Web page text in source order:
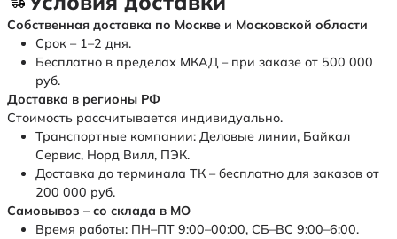
Собственная доставка по Москве и Московской области
Срок – 1–2 дня.
Бесплатно в пределах МКАД – при заказе от 500 000
руб.
Доставка в регионы РФ
Стоимость рассчитывается индивидуально.
Транспортные компании: Деловые линии, Байкал
Сервис, Норд Вилл, ПЭК.
Доставка до терминала ТК – бесплатно для заказов от
200 000 руб.
Самовывоз – со склада в МО
Время работы: ПН–ПТ 9:00–00:00, СБ–ВС 9:00–6:00.